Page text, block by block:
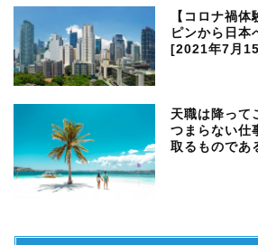
【コロナ禍
ピンから日本
[2021年7月
天職は降って
つまらない仕
取るものであ